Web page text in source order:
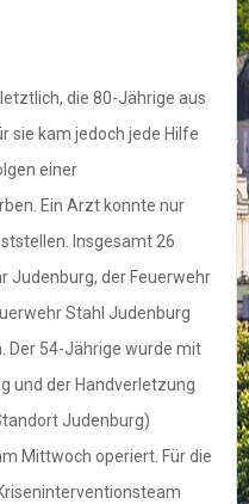
die 80-Jährige aus
sie kam jedoch jede Hilfe
einer
Ein Arzt konnte nur
Insgesamt 26
Judenburg, der Feuerwehr
Stahl Judenburg
Der 54-Jährige wurde mit
und der Handverletzung
Judenburg)
Mittwoch operiert. Für die